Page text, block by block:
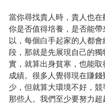
當你尋找貴人時，貴人也
你是否值得培養，是否能
以，每個白手起家的人都
段，那就是先展現自己的
實，就算出身貧寒，也能取
成績。很多人覺得現在賺錢
少，但就算大環境不好，競
那些人。我們至少要努力超